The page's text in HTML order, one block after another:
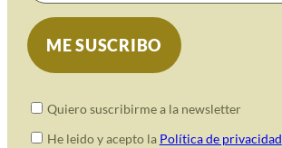
Quiero suscribirme a la newsletter
He leido y acepto la Política de privacidad